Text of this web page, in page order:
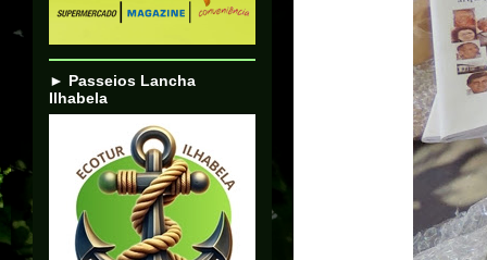
► Passeios Lancha
Ilhabela